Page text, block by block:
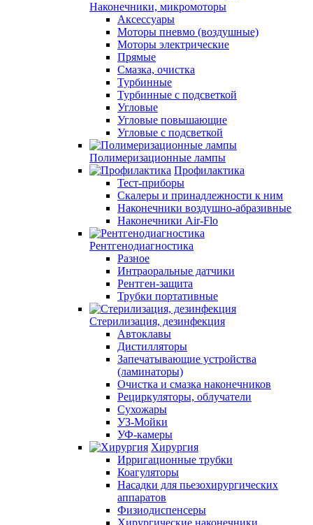
Наконечники, микромоторы
Аксессуары
Моторы пневмо (воздушные)
Моторы электрические
Прямые
Смазка, очистка
Турбинные
Турбинные с подсветкой
Угловые
Угловые повышающие
Угловые с подсветкой
Полимеризационные лампы
Профилактика
Тест-приборы
Скалеры и принадлежности к ним
Наконечники воздушно-абразивные
Наконечники Air-Flo
Рентгенодиагностика
Разное
Интраоральные датчики
Рентген-защита
Трубки портативные
Стерилизация, дезинфекция
Автоклавы
Дистилляторы
Запечатывающие устройства
(ламинаторы)
Очистка и смазка наконечников
Рециркуляторы, облучатели
Сухожары
УЗ-Мойки
УФ-камеры
Хирургия
Ирригационные трубки
Коагуляторы
Насадки для пьезохирургических
аппаратов
Физиодиспенсеры
Хирургические наконечники